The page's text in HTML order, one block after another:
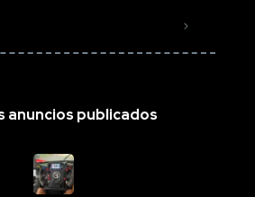
anuncios publicados